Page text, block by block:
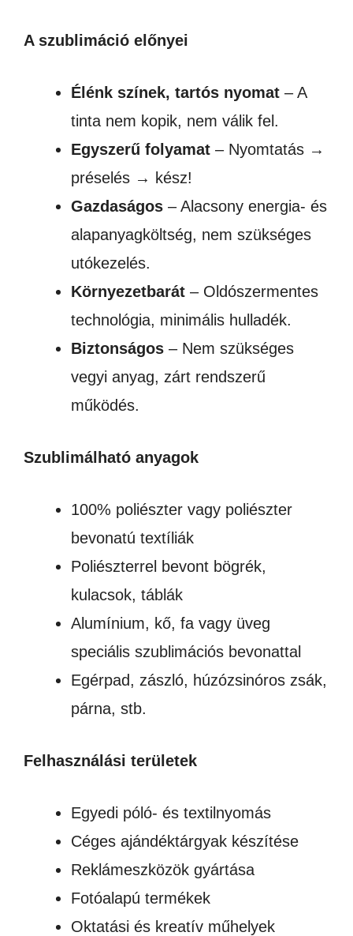
A szublimáció előnyei
Élénk színek, tartós nyomat – A
tinta nem kopik, nem válik fel.
Egyszerű folyamat – Nyomtatás →
préselés → kész!
Gazdaságos – Alacsony energia- és
alapanyagköltség, nem szükséges
utókezelés.
Környezetbarát – Oldószermentes
technológia, minimális hulladék.
Biztonságos – Nem szükséges
vegyi anyag, zárt rendszerű
működés.
Szublimálható anyagok
100% poliészter vagy poliészter
bevonatú textíliák
Poliészterrel bevont bögrék,
kulacsok, táblák
Alumínium, kő, fa vagy üveg
speciális szublimációs bevonattal
Egérpad, zászló, húzózsinóros zsák,
párna, stb.
Felhasználási területek
Egyedi póló- és textilnyomás
Céges ajándéktárgyak készítése
Reklámeszközök gyártása
Fotóalapú termékek
Oktatási és kreatív műhelyek